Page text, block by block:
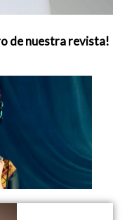
de nuestra revista!